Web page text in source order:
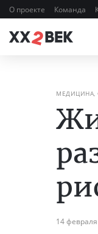
О проекте Команда
МЕДИЦИНА,
14